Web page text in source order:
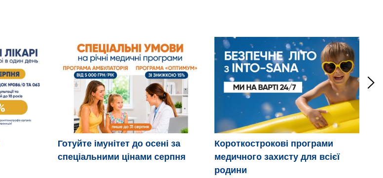
Готуйте імунітет до осені за
спеціальними цінами серпня
Короткострокові програми
медичного захисту для всієї
родини